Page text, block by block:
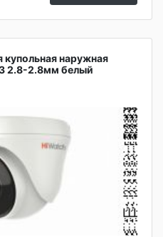
наружная
2.8-2.8мм белый